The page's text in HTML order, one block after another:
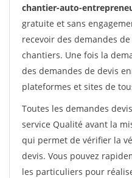
chantier-auto-
gratuite et sans
recevoir des demandes
chantiers. Une fois la
des demandes de devis
plateformes et sites de
Toutes les demandes
service Qualité avant la
qui permet de vérifier la
devis. Vous pouvez
les particuliers pour